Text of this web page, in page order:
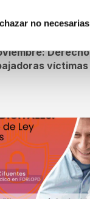
no necesarias